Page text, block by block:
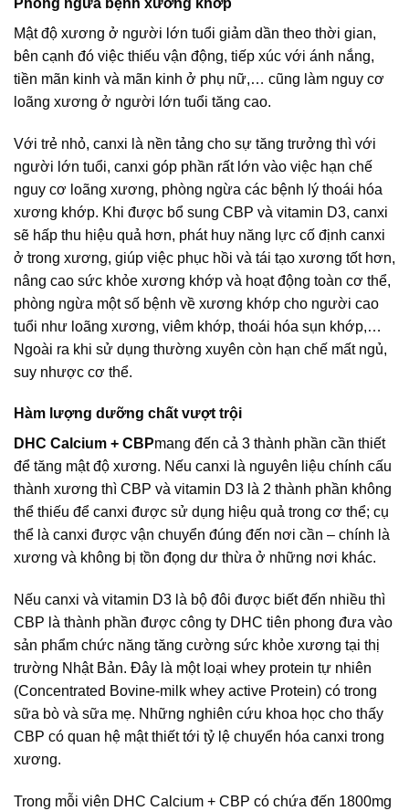
Mật độ xương ở người lớn tuổi giảm dần theo thời gian,
bên cạnh đó việc thiếu vận động, tiếp xúc với ánh nắng,
tiền mãn kinh và mãn kinh ở phụ nữ,… cũng làm nguy cơ
loãng xương ở người lớn tuổi tăng cao.
Với trẻ nhỏ, canxi là nền tảng cho sự tăng trưởng thì với
người lớn tuổi, canxi góp phần rất lớn vào việc hạn chế
nguy cơ loãng xương, phòng ngừa các bệnh lý thoái hóa
xương khớp. Khi được bổ sung CBP và vitamin D3, canxi
sẽ hấp thu hiệu quả hơn, phát huy năng lực cố định canxi
ở trong xương, giúp việc phục hồi và tái tạo xương tốt hơn,
nâng cao sức khỏe xương khớp và hoạt động toàn cơ thể,
phòng ngừa một số bệnh về xương khớp cho người cao
tuổi như loãng xương, viêm khớp, thoái hóa sụn khớp,…
Ngoài ra khi sử dụng thường xuyên còn hạn chế mất ngủ,
suy nhược cơ thể.
Hàm lượng dưỡng chất vượt trội
DHC Calcium + CBPmang đến cả 3 thành phần cần thiết
để tăng mật độ xương. Nếu canxi là nguyên liệu chính cấu
thành xương thì CBP và vitamin D3 là 2 thành phần không
thể thiếu để canxi được sử dụng hiệu quả trong cơ thể; cụ
thể là canxi được vận chuyển đúng đến nơi cần – chính là
xương và không bị tồn đọng dư thừa ở những nơi khác.
Nếu canxi và vitamin D3 là bộ đôi được biết đến nhiều thì
CBP là thành phần được công ty DHC tiên phong đưa vào
sản phẩm chức năng tăng cường sức khỏe xương tại thị
trường Nhật Bản. Đây là một loại whey protein tự nhiên
(Concentrated Bovine-milk whey active Protein) có trong
sữa bò và sữa mẹ. Những nghiên cứu khoa học cho thấy
CBP có quan hệ mật thiết tới tỷ lệ chuyển hóa canxi trong
xương.
Trong mỗi viên DHC Calcium + CBP có chứa đến 1800mg